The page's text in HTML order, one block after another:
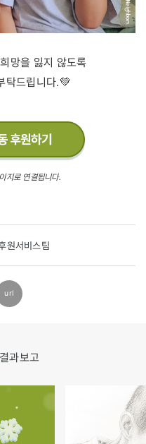
망을 잃지 않도록
탁드립니다.💚
지로 연결됩니다.
원서비스팀
url
과보고